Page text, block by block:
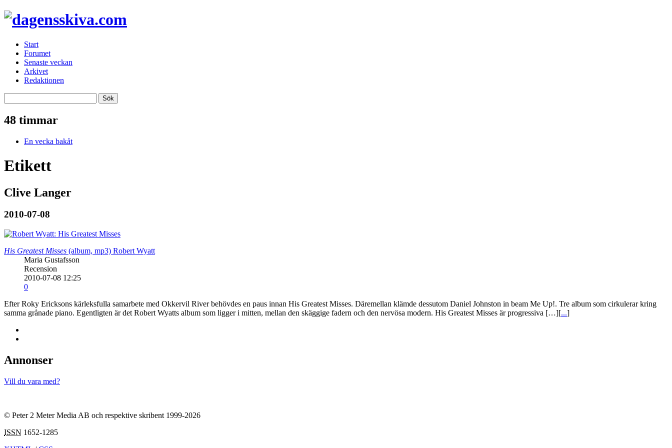
Start
Forumet
Senaste veckan
Arkivet
Redaktionen
48 timmar
En vecka bakåt
Etikett
Clive Langer
2010-07-08
His Greatest Misses (album, mp3) Robert Wyatt
Maria Gustafsson
Recension
2010-07-08 12:25
0
Efter Roky Ericksons kärleksfulla samarbete med Okkervil River behövdes en paus innan His Greatest Misses. Däremellan klämde dessutom Daniel Johnston in beam Me Up!. Tre album som cirkulerar kring
samma grånade piano. Egentligten är det Robert Wyatts album som ligger i mitten, mellan den skäggige fadern och den nervösa modern. His Greatest Misses är progressiva […][...]
Annonser
Vill du vara med?
© Peter 2 Meter Media AB och respektive skribent 1999-2026
ISSN 1652-1285